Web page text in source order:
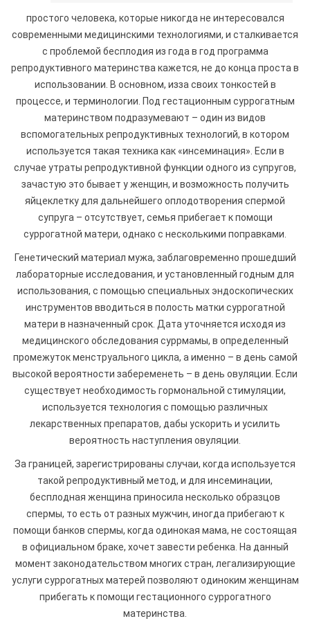
простого человека, которые никогда не интересовался
современными медицинскими технологиями, и сталкивается
с проблемой бесплодия из года в год программа
репродуктивного материнства кажется, не до конца проста в
использовании. В основном, изза своих тонкостей в
процессе, и терминологии. Под гестационным суррогатным
материнством подразумевают – один из видов
вспомогательных репродуктивных технологий, в котором
используется такая техника как «инсеминация». Если в
случае утраты репродуктивной функции одного из супругов,
зачастую это бывает у женщин, и возможность получить
яйцеклетку для дальнейшего оплодотворения спермой
супруга – отсутствует, семья прибегает к помощи
суррогатной матери, однако с несколькими поправками.
Генетический материал мужа, заблаговременно прошедший
лабораторные исследования, и установленный годным для
использования, с помощью специальных эндоскопических
инструментов вводиться в полость матки суррогатной
матери в назначенный срок. Дата уточняется исходя из
медицинского обследования суррмамы, в определенный
промежуток менструального цикла, а именно – в день самой
высокой вероятности забеременеть – в день овуляции. Если
существует необходимость гормональной стимуляции,
используется технология с помощью различных
лекарственных препаратов, дабы ускорить и усилить
вероятность наступления овуляции.
За границей, зарегистрированы случаи, когда используется
такой репродуктивный метод, и для инсеминации,
бесплодная женщина приносила несколько образцов
спермы, то есть от разных мужчин, иногда прибегают к
помощи банков спермы, когда одинокая мама, не состоящая
в официальном браке, хочет завести ребенка. На данный
момент законодательством многих стран, легализирующие
услуги суррогатных матерей позволяют одиноким женщинам
прибегать к помощи гестационного суррогатного
материнства.